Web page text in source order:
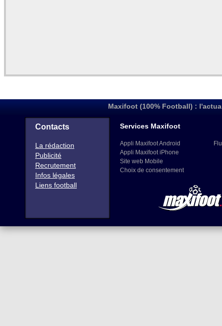
Maxifoot (100% Football) :
Contacts
La rédaction
Publicité
Recrutement
Infos légales
Liens football
Services Maxifoot
Appli Maxifoot Android
Appli Maxifoot iPhone
Site web Mobile
Choix de consentement